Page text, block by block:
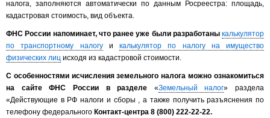
налога, заполняются автоматически по данным Росреестра: площадь,
кадастровая стоимость, вид объекта.
ФНС России напоминает, что ранее уже были разработаны калькулятор
по транспортному налогуи калькулятор по налогу на имущество
физических лиц исходя из кадастровой стоимости.
С особенностями исчисления земельного налога можно ознакомиться
на сайте ФНС России в разделе «Земельный налог» раздела
«Действующие в РФ налоги и сборы , а также получить разъяснения по
телефону федерального Контакт-центра 8 (800) 222-22-22.